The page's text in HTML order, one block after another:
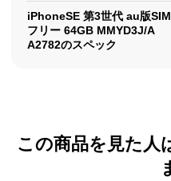
iPhoneSE 第3世代 au版SIM
フリー 64GB MMYD3J/A
A2782のスペック
この商品を見た人